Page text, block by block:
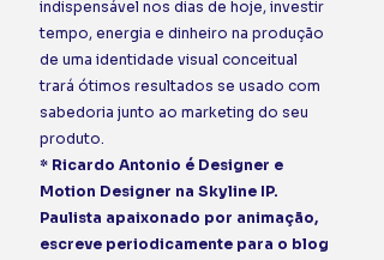
indispensável nos dias de hoje, investir
tempo, energia e dinheiro na produção
de uma identidade visual conceitual
trará ótimos resultados se usado com
sabedoria junto ao marketing do seu
produto.
* Ricardo Antonio é Designer e
Motion Designer na Skyline IP.
Paulista apaixonado por animação,
escreve periodicamente para o blog